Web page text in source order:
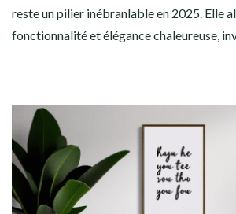
reste un pilier inébranlable en 2025. Elle
fonctionnalité et élégance chaleureuse,